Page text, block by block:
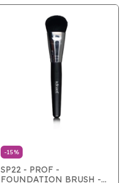
-15%
SP22 - PROF -
FOUNDATION BRUSH -